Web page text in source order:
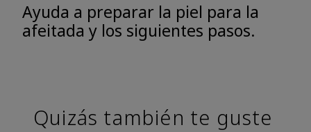
Ayuda a preparar la piel para la
afeitada y los siguientes pasos.
Quizás también te guste